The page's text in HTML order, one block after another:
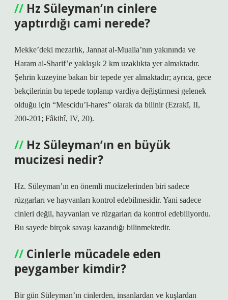
Hz Süleyman’ın cinlere
yaptırdığı cami nerede?
Mekke’deki mezarlık, Jannat al-Mualla’nın yakınında ve
Haram al-Sharif’e yaklaşık 2 km uzaklıkta yer almaktadır.
Şehrin kuzeyine bakan bir tepede yer almaktadır; ayrıca, gece
bekçilerinin bu tepede toplanıp vardiya değiştirmesi gelenek
olduğu için “Mescidu’l-hares” olarak da bilinir (Ezrakī, II,
200-201; Fâkihî, IV, 20).
Hz Süleyman’ın en büyük
mucizesi nedir?
Hz. Süleyman’ın en önemli mucizelerinden biri sadece
rüzgarları ve hayvanları kontrol edebilmesidir. Yani sadece
cinleri değil, hayvanları ve rüzgarları da kontrol edebiliyordu.
Bu sayede birçok savaşı kazandığı bilinmektedir.
Cinlerle mücadele eden
peygamber kimdir?
Bir gün Süleyman’ın cinlerden, insanlardan ve kuşlardan